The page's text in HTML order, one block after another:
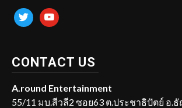
twitter youtube
CONTACT US
A.round Entertainment
55/11 มบ.สีวลี2 ซอย63 ต.ประชาธิปัตย์ อ.